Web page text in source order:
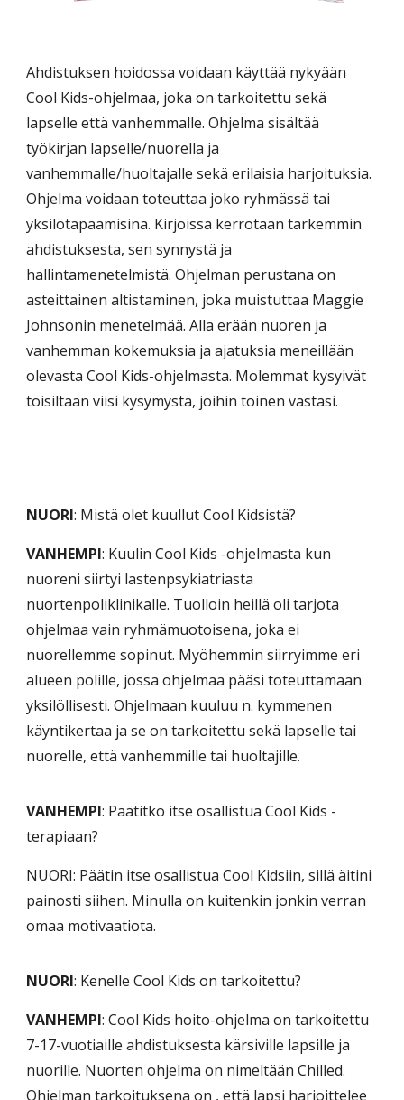
Ahdistuksen hoidossa voidaan käyttää nykyään
Cool Kids-ohjelmaa, joka on tarkoitettu sekä
lapselle että vanhemmalle. Ohjelma sisältää
työkirjan lapselle/nuorella ja
vanhemmalle/huoltajalle sekä erilaisia harjoituksia.
Ohjelma voidaan toteuttaa joko ryhmässä tai
yksilötapaamisina. Kirjoissa kerrotaan tarkemmin
ahdistuksesta, sen synnystä ja
hallintamenetelmistä. Ohjelman perustana on
asteittainen altistaminen, joka muistuttaa Maggie
Johnsonin menetelmää. Alla erään nuoren ja
vanhemman kokemuksia ja ajatuksia meneillään
olevasta Cool Kids-ohjelmasta. Molemmat kysyivät
toisiltaan viisi kysymystä, joihin toinen vastasi.
NUORI: Mistä olet kuullut Cool Kidsistä?
VANHEMPI: Kuulin Cool Kids -ohjelmasta kun
nuoreni siirtyi lastenpsykiatriasta
nuortenpoliklinikalle. Tuolloin heillä oli tarjota
ohjelmaa vain ryhmämuotoisena, joka ei
nuorellemme sopinut. Myöhemmin siirryimme eri
alueen polille, jossa ohjelmaa pääsi toteuttamaan
yksilöllisesti. Ohjelmaan kuuluu n. kymmenen
käyntikertaa ja se on tarkoitettu sekä lapselle tai
nuorelle, että vanhemmille tai huoltajille.
VANHEMPI: Päätitkö itse osallistua Cool Kids -
terapiaan?
NUORI: Päätin itse osallistua Cool Kidsiin, sillä äitini
painosti siihen. Minulla on kuitenkin jonkin verran
omaa motivaatiota.
NUORI: Kenelle Cool Kids on tarkoitettu?
VANHEMPI: Cool Kids hoito-ohjelma on tarkoitettu
7-17-vuotiaille ahdistuksesta kärsiville lapsille ja
nuorille. Nuorten ohjelma on nimeltään Chilled.
Ohjelman tarkoituksena on , että lapsi harjoittelee